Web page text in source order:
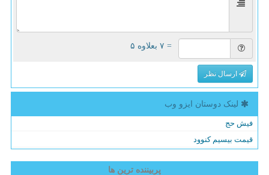
= ۷ بعلاوه ۵
ارسال نظر
لینک دوستان ایزو وب
فیش حج
قیمت بیسیم کنوود
پربیننده ترین ها